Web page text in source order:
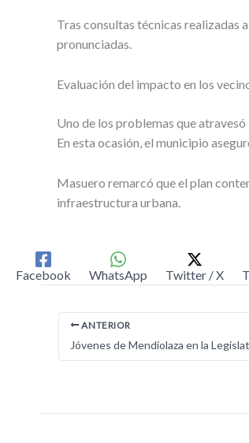
Tras consultas técnicas realizadas
pronunciadas.
Evaluación del impacto en los
Uno de los problemas que
En esta ocasión, el municipio
Masuero remarcó que el plan
infraestructura urbana.
Facebook WhatsApp Twitter / X
ANTERIOR
Jóvenes de Mendiolaza en la